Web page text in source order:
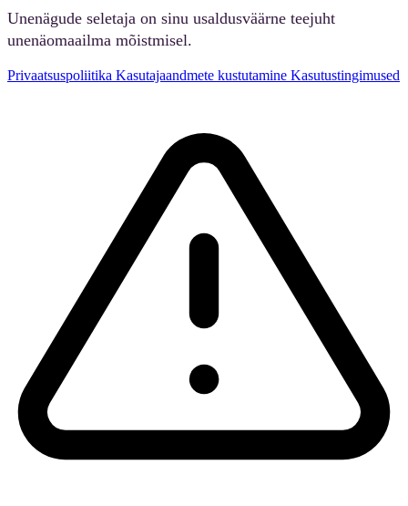
Unenägude seletaja on sinu usaldusväärne teejuht
unenäomaailma mõistmisel.
Privaatsuspoliitika Kasutajaandmete kustutamine Kasutustingimused